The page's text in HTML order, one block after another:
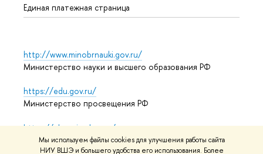
Мы используем файлы cookies для улучшения работы сайта
НИУ ВШЭ и большего удобства его использования. Более
Единая платежная страница
http://www.minobrnauki.gov.ru/
Министерство науки и высшего образования РФ
https://edu.gov.ru/
Министерство просвещения РФ
https://elearning.hse.ru/mooc
Массовые открытые онлайн-курсы